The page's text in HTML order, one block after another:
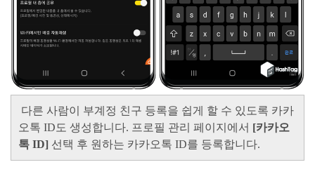
다른 사람이 부계정 친구 등록을 쉽게 할 수 있도록 카카
오톡 ID도 생성합니다. 프로필 관리 페이지에서 [카카오
톡 ID] 선택 후 원하는 카카오톡 ID를 등록합니다.